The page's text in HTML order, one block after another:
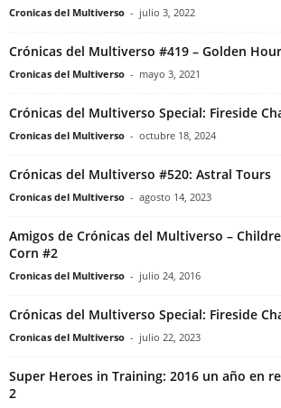
Cronicas del Multiverso - julio 3, 2022
Crónicas del Multiverso #419 – Golden Hour
Cronicas del Multiverso - mayo 3, 2021
Crónicas del Multiverso Special: Fireside
Cronicas del Multiverso - octubre 18, 2024
Crónicas del Multiverso #520: Astral Tours
Cronicas del Multiverso - agosto 14, 2023
Amigos de Crónicas del Multiverso –
Corn #2
Cronicas del Multiverso - julio 24, 2016
Crónicas del Multiverso Special: Fireside
Cronicas del Multiverso - julio 22, 2023
Super Heroes in Training: 2016 un año en
2